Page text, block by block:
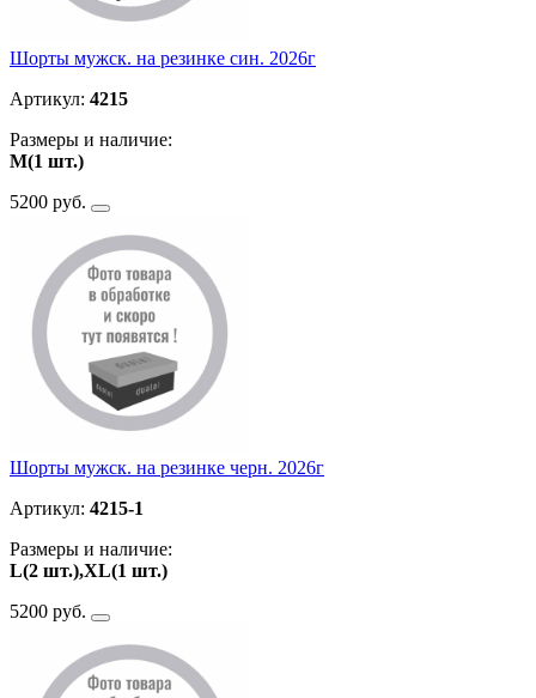
Шорты мужск. на резинке син. 2026г
Артикул: 4215
Размеры и наличие:
M(1 шт.)
5200 руб.
Шорты мужск. на резинке черн. 2026г
Артикул: 4215-1
Размеры и наличие:
L(2 шт.),XL(1 шт.)
5200 руб.